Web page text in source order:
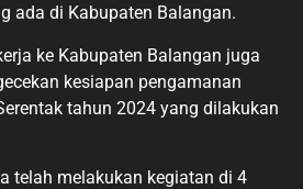
ada di Kabupaten Balangan.
ke Kabupaten Balangan juga
kesiapan pengamanan
tahun 2024 yang dilakukan
telah melakukan kegiatan di 4